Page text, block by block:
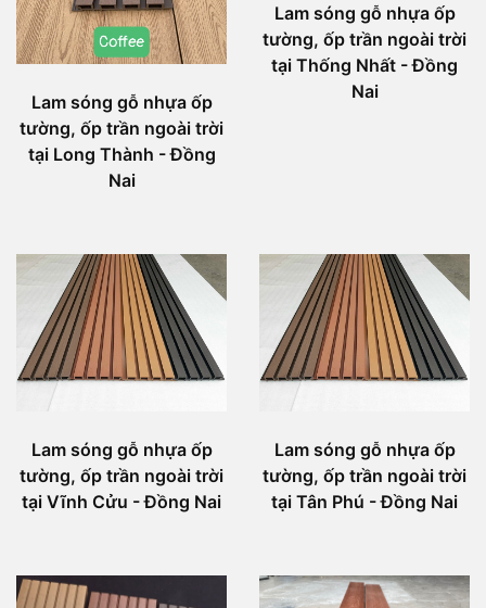
Lam sóng gỗ nhựa ốp
tường, ốp trần ngoài trời
tại Long Thành - Đồng
Nai
Lam sóng gỗ nhựa ốp
tường, ốp trần ngoài trời
tại Thống Nhất - Đồng
Nai
Lam sóng gỗ nhựa ốp
tường, ốp trần ngoài trời
tại Vĩnh Cửu - Đồng Nai
Lam sóng gỗ nhựa ốp
tường, ốp trần ngoài trời
tại Tân Phú - Đồng Nai